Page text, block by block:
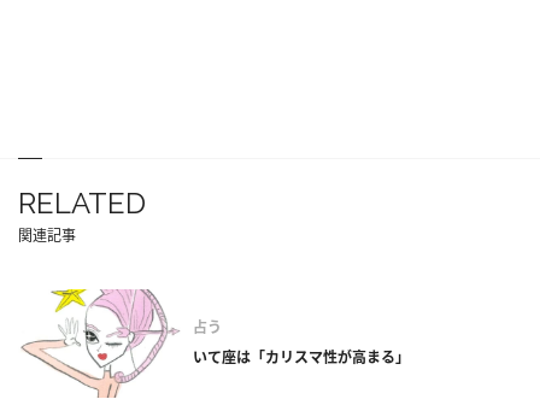
RELATED
関連記事
占う
いて座は「カリスマ性が高まる」